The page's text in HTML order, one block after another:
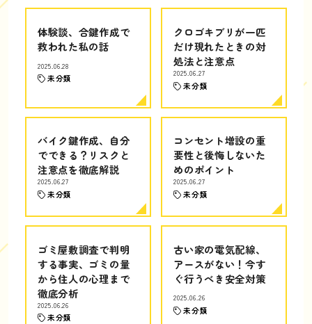
体験談、合鍵作成で
救われた私の話
2025.06.28
未分類
クロゴキブリが一匹
だけ現れたときの対
処法と注意点
2025.06.27
未分類
バイク鍵作成、自分
でできる？リスクと
注意点を徹底解説
2025.06.27
未分類
コンセント増設の重
要性と後悔しないた
めのポイント
2025.06.27
未分類
ゴミ屋敷調査で判明
する事実、ゴミの量
から住人の心理まで
徹底分析
2025.06.26
未分類
古い家の電気配線、
アースがない！今す
ぐ行うべき安全対策
2025.06.26
未分類